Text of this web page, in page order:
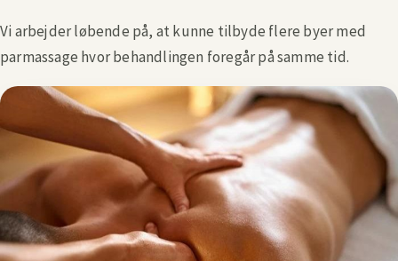
Vi arbejder løbende på, at kunne tilbyde flere byer med
parmassage hvor behandlingen foregår på samme tid.